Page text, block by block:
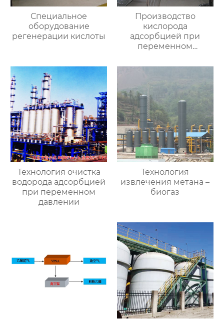
Специальное
оборудование
регенерации кислоты
Производство
кислорода
адсорбцией при
переменном
Технология очистка
водорода адсорбцией
при переменном
давлении
Технология
извлечения метана –
биогаз